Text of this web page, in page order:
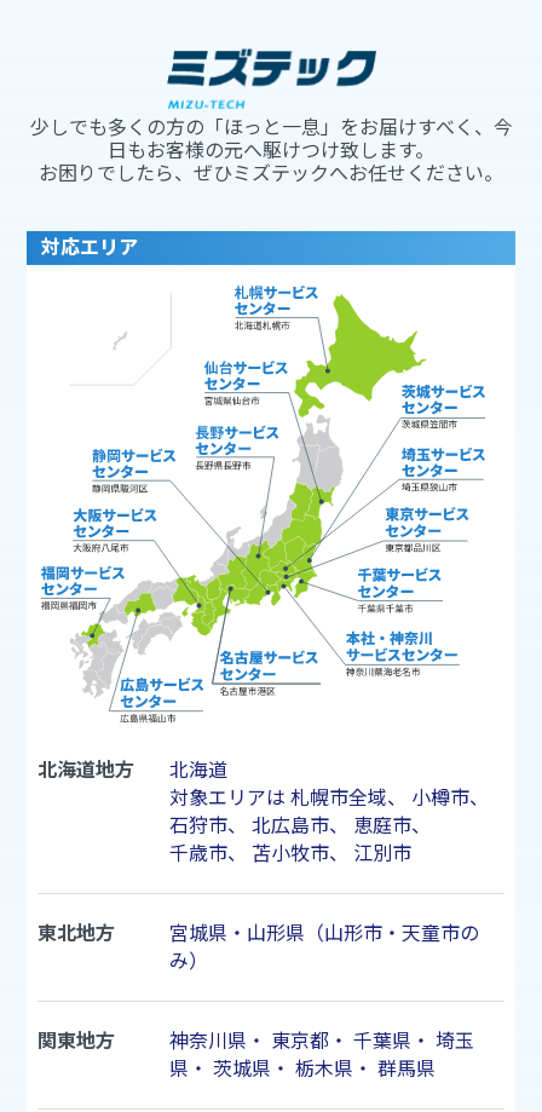
少しでも多くの方の「ほっと一息」をお届けすべく、今
日もお客様の元へ駆けつけ致します。
お困りでしたら、ぜひミズテックへお任せください。
対応エリア
北海道地方
北海道
対象エリアは 札幌市全域、 小樽市、
石狩市、 北広島市、 恵庭市、
千歳市、 苫小牧市、 江別市
東北地方
宮城県・山形県（山形市・天童市の
み）
関東地方 神奈川県 ・ 東京都・ 千葉県 ・ 埼玉
県 ・ 茨城県 ・ 栃木県 ・ 群馬県